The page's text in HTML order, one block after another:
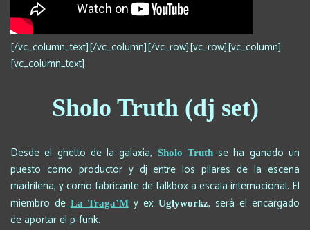
[/vc_column_text][/vc_column][/vc_row][vc_row][vc_column]
[vc_column_text]
Sholo Truth (dj set)
Desde el ghetto de la galaxia,Sholo Truthse ha ganado un
puesto como productor y dj entre los pilares de la escena
madrileña, y como fabricante de talkbox a escala internacional. El
miembro de La Traga’M y ex Uglyworkz, será el encargado
de aportar el p-funk.